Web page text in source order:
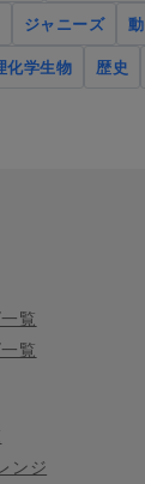
ジャニーズ
化学生物 歴史
覧
覧
ンジ